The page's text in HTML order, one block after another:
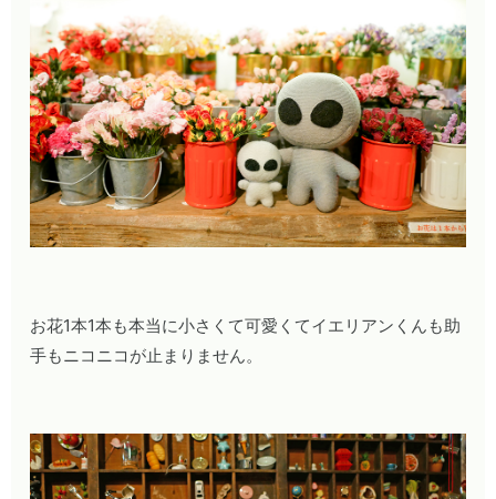
お花1本1本も本当に小さくて可愛くてイエリアンくんも助
手もニコニコが止まりません。